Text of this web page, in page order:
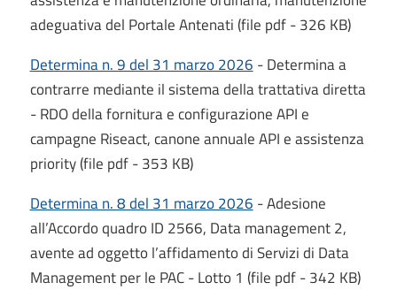
adeguativa del Portale Antenati (file pdf - 326 KB)
Determina n. 9 del 31 marzo 2026 - Determina a
contrarre mediante il sistema della trattativa diretta
- RDO della fornitura e configurazione API e
campagne Riseact, canone annuale API e assistenza
priority (file pdf - 353 KB)
Determina n. 8 del 31 marzo 2026 - Adesione
all’Accordo quadro ID 2566, Data management 2,
avente ad oggetto l’affidamento di Servizi di Data
Management per le PAC - Lotto 1 (file pdf - 342 KB)